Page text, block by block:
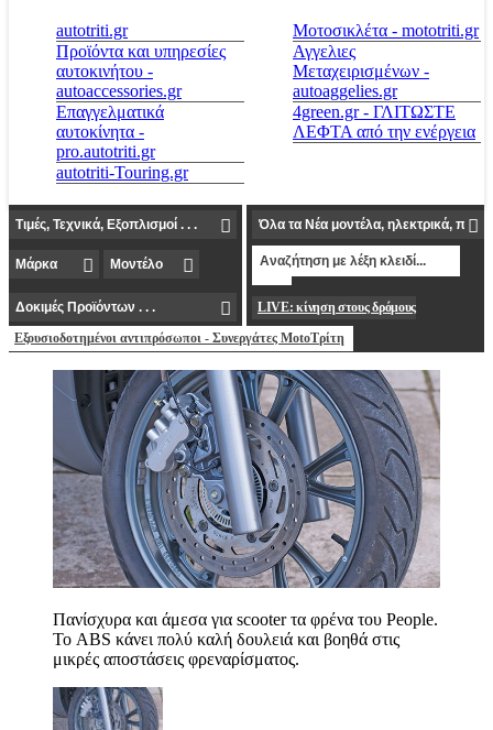
autotriti.gr
Προϊόντα και υπηρεσίες
αυτοκινήτου -
autoaccessories.gr
Επαγγελματικά
αυτοκίνητα -
pro.autotriti.gr
autotriti-Touring.gr
Μοτοσικλέτα - mototriti.gr
Αγγελιες
Μεταχειρισμένων -
autoaggelies.gr
4green.gr - ΓΛΙΤΩΣΤΕ
ΛΕΦΤΑ από την ενέργεια
LIVE: κίνηση στους δρόμους
Εξουσιοδοτημένοι αντιπρόσωποι - Συνεργάτες MotoΤρίτη
Πανίσχυρα και άμεσα για scooter τα φρένα του People.
Το ABS κάνει πολύ καλή δουλειά και βοηθά στις
μικρές αποστάσεις φρεναρίσματος.